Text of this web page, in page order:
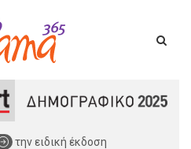
την ειδική έκδοση